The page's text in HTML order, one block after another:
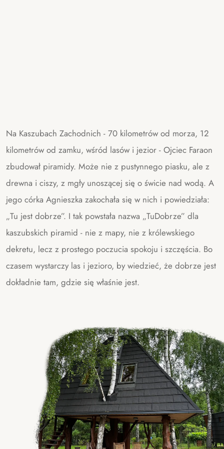
Na Kaszubach Zachodnich - 70 kilometrów od morza, 12
kilometrów od zamku, wśród lasów i jezior - Ojciec Faraon
zbudował piramidy. Może nie z pustynnego piasku, ale z
drewna i ciszy, z mgły unoszącej się o świcie nad wodą. A
jego córka Agnieszka zakochała się w nich i powiedziała:
„Tu jest dobrze”. I tak powstała nazwa „TuDobrze” dla
kaszubskich piramid - nie z mapy, nie z królewskiego
dekretu, lecz z prostego poczucia spokoju i szczęścia. Bo
czasem wystarczy las i jezioro, by wiedzieć, że dobrze jest
dokładnie tam, gdzie się właśnie jest.